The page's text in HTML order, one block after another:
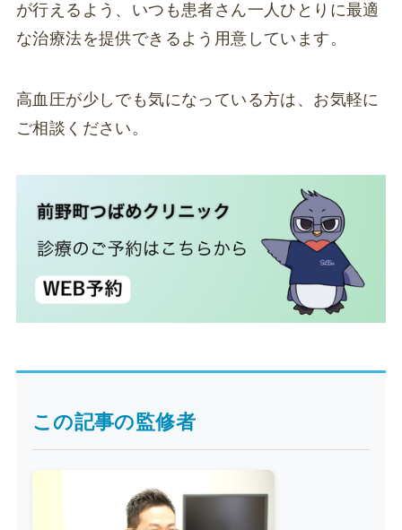
が行えるよう、いつも患者さん一人ひとりに最適
な治療法を提供できるよう用意しています。
高血圧が少しでも気になっている方は、お気軽に
ご相談ください。
この記事の監修者